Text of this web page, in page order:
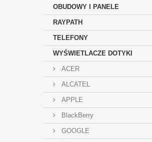
OBUDOWY I PANELE
RAYPATH
TELEFONY
WYŚWIETLACZE DOTYKI
ACER
ALCATEL
APPLE
BlackBerry
GOOGLE